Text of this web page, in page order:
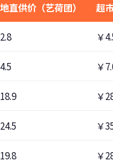
直供价（艺荷团） 超
￥
￥
￥
￥
￥